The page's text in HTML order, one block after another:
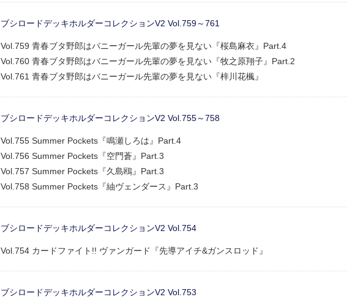
ブシロードデッキホルダーコレクションV2 Vol.759～761
Vol.759 青春ブタ野郎はバニーガール先輩の夢を見ない『桜島麻衣』Part.4
Vol.760 青春ブタ野郎はバニーガール先輩の夢を見ない『牧之原翔子』Part.2
Vol.761 青春ブタ野郎はバニーガール先輩の夢を見ない『梓川花楓』
ブシロードデッキホルダーコレクションV2 Vol.755～758
Vol.755 Summer Pockets『鳴瀬しろは』Part.4
Vol.756 Summer Pockets『空門蒼』Part.3
Vol.757 Summer Pockets『久島鴎』Part.3
Vol.758 Summer Pockets『紬ヴェンダース』Part.3
ブシロードデッキホルダーコレクションV2 Vol.754
Vol.754 カードファイト!! ヴァンガード『先導アイチ&ガンスロッド』
ブシロードデッキホルダーコレクションV2 Vol.753